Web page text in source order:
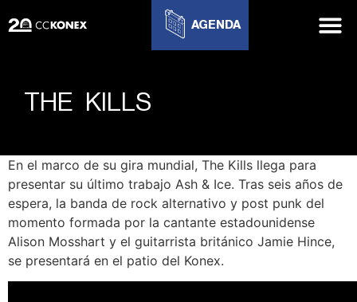
AGENDA
THE KILLS
En el marco de su gira mundial, The Kills llega para
presentar su último trabajo Ash & Ice. Tras seis años de
espera, la banda de rock alternativo y post punk del
momento formada por la cantante estadounidense
Alison Mosshart y el guitarrista británico Jamie Hince,
se presentará en el patio del Konex.